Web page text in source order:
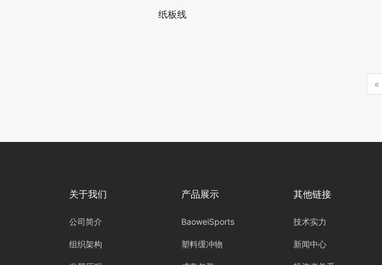
纸板线
«
关于我们
公司简介
组织架构
产品展示
BaoweiSports
塑料缓冲物
其他链接
技术实力
新闻中心